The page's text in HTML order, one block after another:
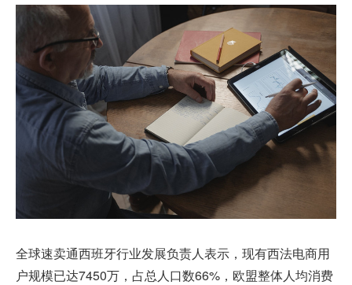
全球速卖通西班牙行业发展负责人表示，现有西法电商用
户规模已达7450万，占总人口数66%，欧盟整体人均消费